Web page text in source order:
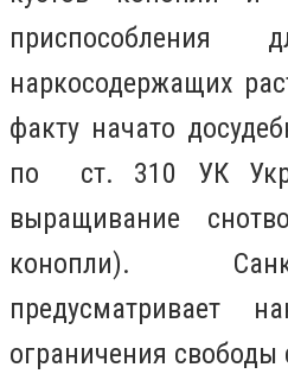
приспособления
наркосодержащих
факту начато
по ст. 310 УК
выращивание
конопли).
предусматривает
ограничения свободы